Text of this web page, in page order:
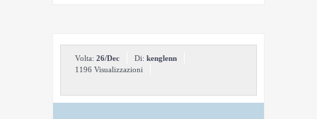
Volta: 26/Dec Di: kenglenn
1196 Visualizzazioni